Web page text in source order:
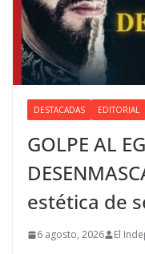
DESTACADAS EDITORIAL
GOLPE AL
estética de
6 agosto, 2026 El